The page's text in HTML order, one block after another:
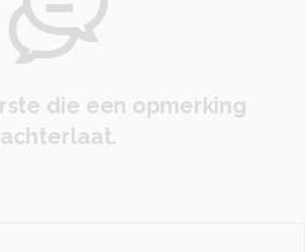
die een opmerking
achterlaat.